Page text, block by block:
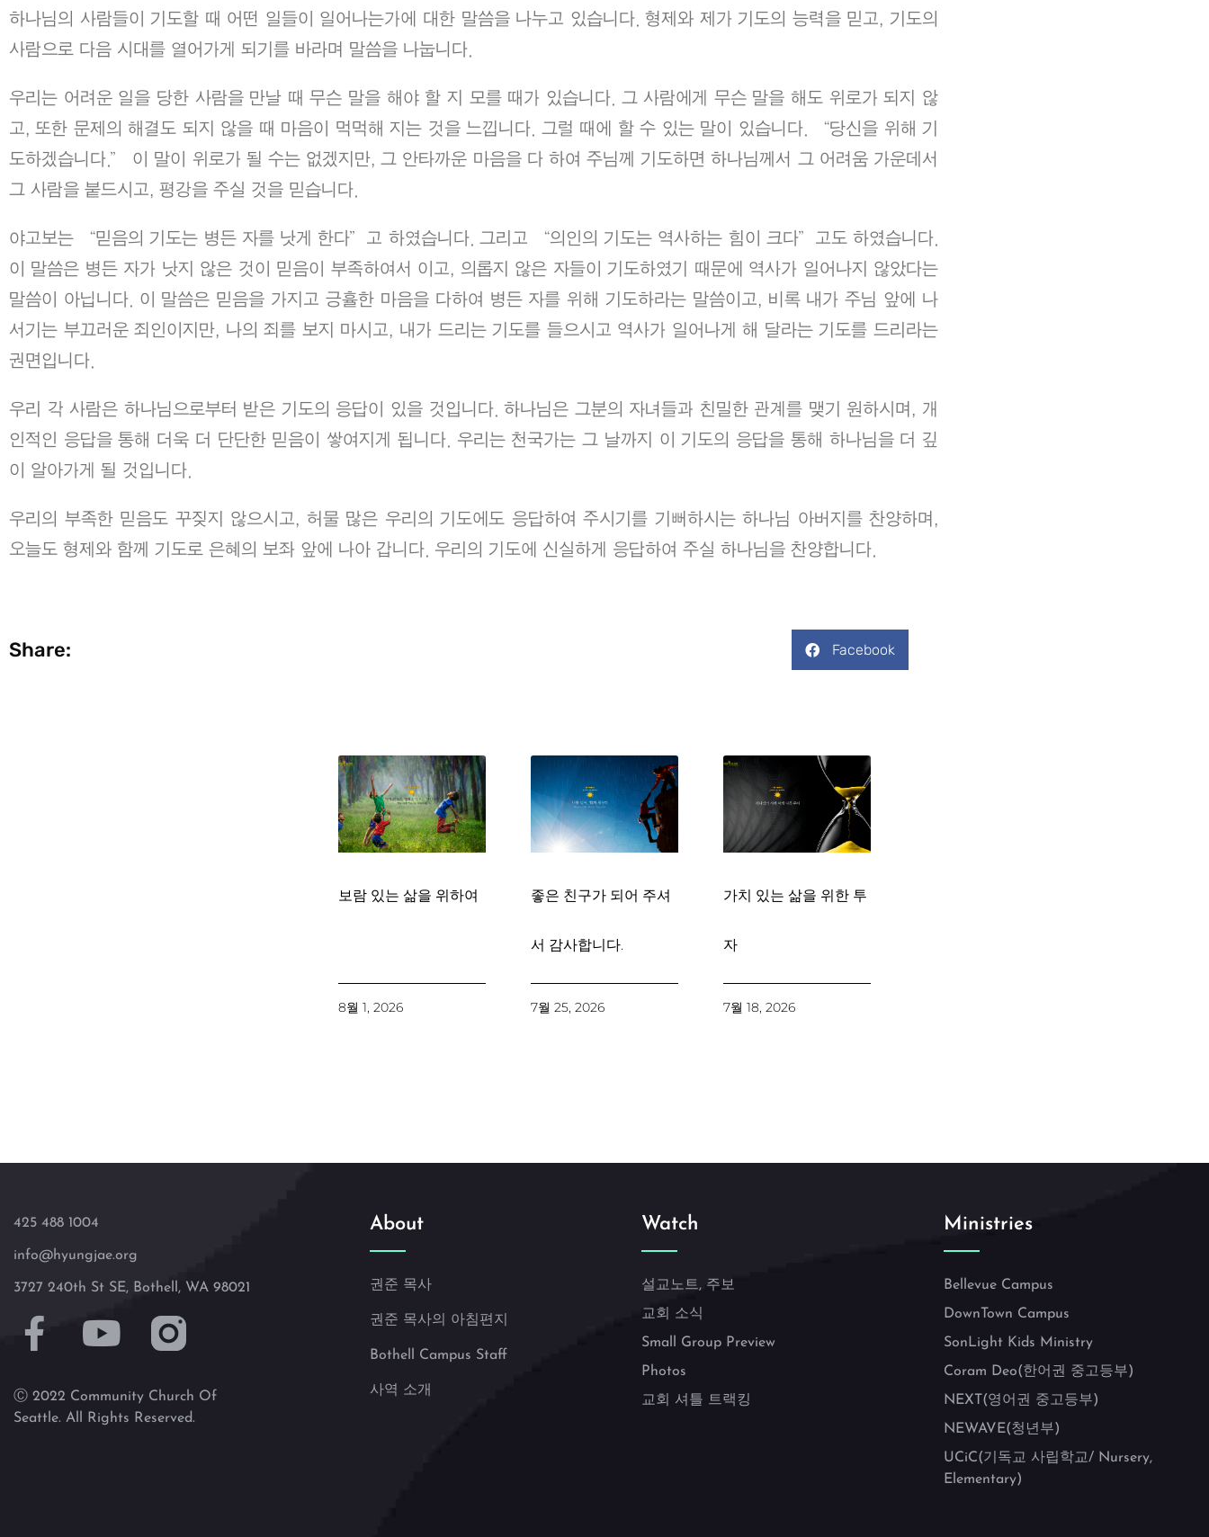
하나님의 사람들이 기도할 때 어떤 일들이 일어나는가에 대한 말씀을 나누고 있습니다. 형제와 제가 기도의 능력을 믿고, 기도의
사람으로 다음 시대를 열어가게 되기를 바라며 말씀을 나눕니다.
우리는 어려운 일을 당한 사람을 만날 때 무슨 말을 해야 할 지 모를 때가 있습니다. 그 사람에게 무슨 말을 해도 위로가 되지 않
고, 또한 문제의 해결도 되지 않을 때 마음이 먹먹해 지는 것을 느낍니다. 그럴 때에 할 수 있는 말이 있습니다. “당신을 위해 기
도하겠습니다.” 이 말이 위로가 될 수는 없겠지만, 그 안타까운 마음을 다 하여 주님께 기도하면 하나님께서 그 어려움 가운데서
그 사람을 붙드시고, 평강을 주실 것을 믿습니다.
야고보는 “믿음의 기도는 병든 자를 낫게 한다”고 하였습니다. 그리고 “의인의 기도는 역사하는 힘이 크다”고도 하였습니다.
이 말씀은 병든 자가 낫지 않은 것이 믿음이 부족하여서 이고, 의롭지 않은 자들이 기도하였기 때문에 역사가 일어나지 않았다는
말씀이 아닙니다. 이 말씀은 믿음을 가지고 긍휼한 마음을 다하여 병든 자를 위해 기도하라는 말씀이고, 비록 내가 주님 앞에 나
서기는 부끄러운 죄인이지만, 나의 죄를 보지 마시고, 내가 드리는 기도를 들으시고 역사가 일어나게 해 달라는 기도를 드리라는
권면입니다.
우리 각 사람은 하나님으로부터 받은 기도의 응답이 있을 것입니다. 하나님은 그분의 자녀들과 친밀한 관계를 맺기 원하시며, 개
인적인 응답을 통해 더욱 더 단단한 믿음이 쌓여지게 됩니다. 우리는 천국가는 그 날까지 이 기도의 응답을 통해 하나님을 더 깊
이 알아가게 될 것입니다.
우리의 부족한 믿음도 꾸짖지 않으시고, 허물 많은 우리의 기도에도 응답하여 주시기를 기뻐하시는 하나님 아버지를 찬양하며,
오늘도 형제와 함께 기도로 은혜의 보좌 앞에 나아 갑니다. 우리의 기도에 신실하게 응답하여 주실 하나님을 찬양합니다.
Share: Facebook
보람 있는 삶을 위하여
8월 1, 2026
좋은 친구가 되어 주셔
서 감사합니다.
7월 25, 2026
가치 있는 삶을 위한 투
자
7월 18, 2026
425 488 1004
info@hyungjae.org
3727 240th St SE, Bothell, WA 98021
Ⓒ 2022 Community Church Of
Seattle. All Rights Reserved.
About
권준 목사
권준 목사의 아침편지
Bothell Campus Staff
사역 소개
Watch
설교노트, 주보
교회 소식
Small Group Preview
Photos
교회 셔틀 트랙킹
Ministries
Bellevue Campus
DownTown Campus
SonLight Kids Ministry
Coram Deo(한어권 중고등부)
NEXT(영어권 중고등부)
NEWAVE(청년부)
UCiC(기독교 사립학교/ Nursery,
Elementary)